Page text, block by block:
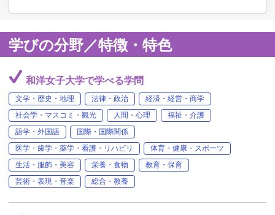
学びの分野／特徴・特色
和洋女子大学で学べる学問
文学・歴史・地理 法律・政治
経済・経営・商学
社会学・マスコミ・観光
人間・心理
福祉・介護
語学・外国語
国際・国際関係
医学・歯学・薬学・看護・リハビリ
体育・健康・スポーツ
生活・服飾・美容
栄養・食物
教育・保育
芸術・表現・音楽
総合・教養